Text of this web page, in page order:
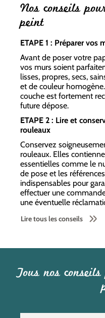
Nos conseils
peint
ETAPE 1 : Préparer vos
Avant de poser votre
vos murs soient
lisses, propres, secs,
et de couleur
couche est fortement
future dépose.
ETAPE 2 : Lire et
rouleaux
Conservez
rouleaux. Elles
essentielles comme le
de pose et les
indispensables pour
effectuer une
une éventuelle
Lire tous les conseils
Tous nos